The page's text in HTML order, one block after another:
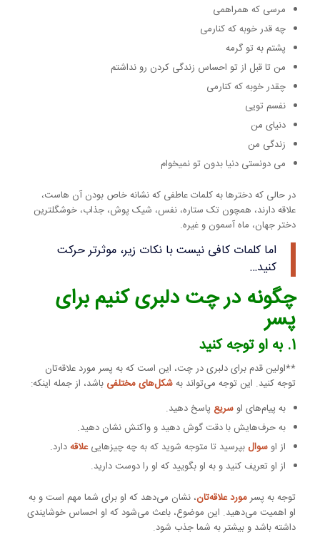
مرسی که همراهمی
چه قدر خوبه که کنارمی
پشتم به تو گرمه
من تا قبل از تو احساس زندگی کردن رو نداشتم
چقدر خوبه که کنارمی
نفسم تویی
دنیای من
زندگی من
می دونستی دنیا بدون تو نمیخوام
در حالی که دخترها به کلمات عاطفی که نشانه خاص بودن آن هاست،
علاقه دارند، همچون تک ستاره، نفس، شیک پوش، جذاب، خوشگلترین
دختر جهان، ماه آسمون و غیره.
اما کلمات کافی نیست با نکات زیر، موثرتر حرکت
کنید…
چگونه در چت دلبری کنیم برای
پسر
1. به او توجه کنید
**اولین قدم برای دلبری در چت، این است که به پسر مورد علاقه‌تان
توجه کنید. این توجه می‌تواند بهشکل‌های مختلفی باشد، از جمله اینکه:
به پیام‌های اوسریع پاسخ دهید.
به حرف‌هایش با دقت گوش دهید و واکنش نشان دهید.
از اوسوالبپرسید تا متوجه شوید که به چه چیزهاییعلاقهدارد.
از او تعریف کنید و به او بگویید که او را دوست دارید.
توجه به پسرمورد علاقه‌تان، نشان می‌دهد که او برای شما مهم است و به
او اهمیت می‌دهید. این موضوع، باعث می‌شود که او احساس خوشایندی
داشته باشد و بیشتر به شما جذب شود.